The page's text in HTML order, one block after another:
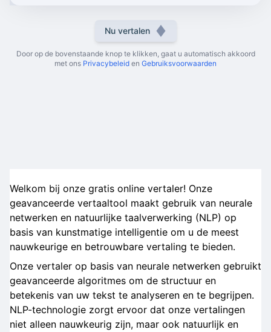
Nu vertalen
Door op de bovenstaande knop te klikken, gaat u automatisch akkoord
met ons Privacybeleid en Gebruiksvoorwaarden
Welkom bij onze gratis online vertaler! Onze
geavanceerde vertaaltool maakt gebruik van neurale
netwerken en natuurlijke taalverwerking (NLP) op
basis van kunstmatige intelligentie om u de meest
nauwkeurige en betrouwbare vertaling te bieden.
Onze vertaler op basis van neurale netwerken gebruikt
geavanceerde algoritmes om de structuur en
betekenis van uw tekst te analyseren en te begrijpen.
NLP-technologie zorgt ervoor dat onze vertalingen
niet alleen nauwkeurig zijn, maar ook natuurlijk en